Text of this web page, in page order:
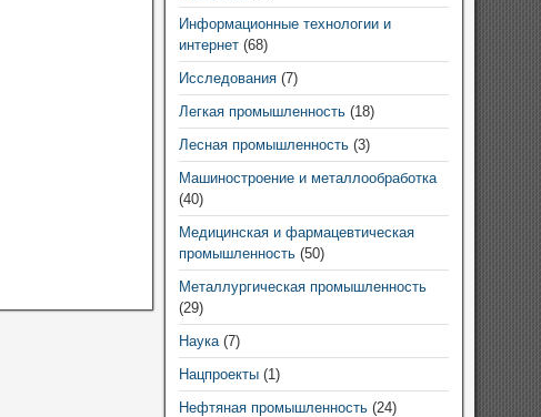
Информационные технологии и
интернет(68)
Исследования(7)
Легкая промышленность(18)
Лесная промышленность(3)
Машиностроение и металлообработка
(40)
Медицинская и фармацевтическая
промышленность(50)
Металлургическая промышленность
(29)
Наука(7)
Нацпроекты(1)
Нефтяная промышленность(24)